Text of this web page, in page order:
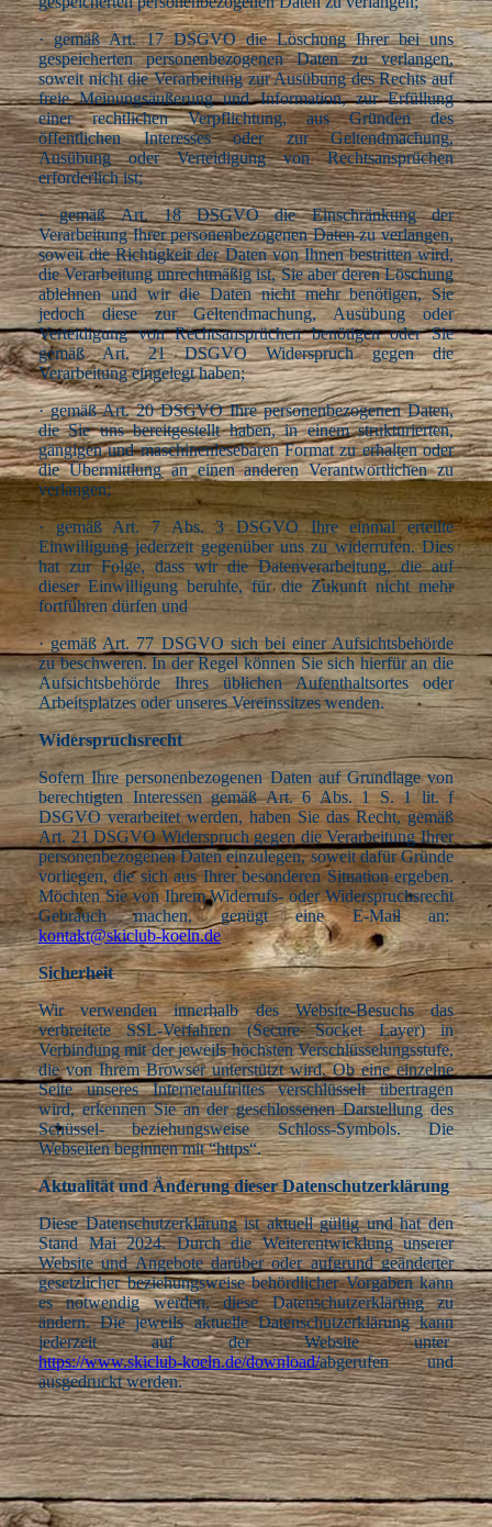
·gemäß Art. 17 DSGVO die Löschung Ihrer bei uns
gespeicherten personenbezogenen Daten zu verlangen,
soweit nicht die Verarbeitung zur Ausübung des Rechts auf
freie Meinungsäußerung und Information, zur Erfüllung
einer rechtlichen Verpflichtung, aus Gründen des
öffentlichen Interesses oder zur Geltendmachung,
Ausübung oder Verteidigung von Rechtsansprüchen
erforderlich ist;
·gemäß Art. 18 DSGVO die Einschränkung der
Verarbeitung Ihrer personenbezogenen Daten zu verlangen,
soweit die Richtigkeit der Daten von Ihnen bestritten wird,
die Verarbeitung unrechtmäßig ist, Sie aber deren Löschung
ablehnen und wir die Daten nicht mehr benötigen, Sie
jedoch diese zur Geltendmachung, Ausübung oder
Verteidigung von Rechtsansprüchen benötigen oder Sie
gemäß Art. 21 DSGVO Widerspruch gegen die
Verarbeitung eingelegt haben;
·gemäß Art. 20 DSGVO Ihre personenbezogenen Daten,
die Sie uns bereitgestellt haben, in einem strukturierten,
gängigen und maschinenlesebaren Format zu erhalten oder
die Übermittlung an einen anderen Verantwortlichen zu
verlangen;
·gemäß Art. 7 Abs. 3 DSGVO Ihre einmal erteilte
Einwilligung jederzeit gegenüber uns zu widerrufen. Dies
hat zur Folge, dass wir die Datenverarbeitung, die auf
dieser Einwilligung beruhte, für die Zukunft nicht mehr
fortführen dürfen und
·gemäß Art. 77 DSGVO sich bei einer Aufsichtsbehörde
zu beschweren. In der Regel können Sie sich hierfür an die
Aufsichtsbehörde Ihres üblichen Aufenthaltsortes oder
Arbeitsplatzes oder unseres Vereinssitzes wenden.
Widerspruchsrecht
Sofern Ihre personenbezogenen Daten auf Grundlage von
berechtigten Interessen gemäß Art. 6 Abs. 1 S. 1 lit. f
DSGVO verarbeitet werden, haben Sie das Recht, gemäß
Art. 21 DSGVO Widerspruch gegen die Verarbeitung Ihrer
personenbezogenen Daten einzulegen, soweit dafür Gründe
vorliegen, die sich aus Ihrer besonderen Situation ergeben.
Möchten Sie von Ihrem Widerrufs- oder Widerspruchsrecht
Gebrauch machen, genügt eine E-Mail an:
kontakt@skiclub-koeln.de
Sicherheit
Wir verwenden innerhalb des Website-Besuchs das
verbreitete SSL-Verfahren (Secure Socket Layer) in
Verbindung mit der jeweils höchsten Verschlüsselungsstufe,
die von Ihrem Browser unterstützt wird. Ob eine einzelne
Seite unseres Internetauftrittes verschlüsselt übertragen
wird, erkennen Sie an der geschlossenen Darstellung des
Schüssel- beziehungsweise Schloss-Symbols. Die
Webseiten beginnen mit “https“.
Aktualität und Änderung dieser Datenschutzerklärung
Diese Datenschutzerklärung ist aktuell gültig und hat den
Stand Mai 2024. Durch die Weiterentwicklung unserer
Website und Angebote darüber oder aufgrund geänderter
gesetzlicher beziehungsweise behördlicher Vorgaben kann
es notwendig werden, diese Datenschutzerklärung zu
ändern. Die jeweils aktuelle Datenschutzerklärung kann
jederzeit auf der Website unter
https://www.skiclub-koeln.de/download/abgerufen und
ausgedruckt werden.